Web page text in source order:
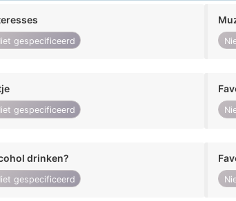
gespecificeerd
gespecificeerd
drinken?
gespecificeerd